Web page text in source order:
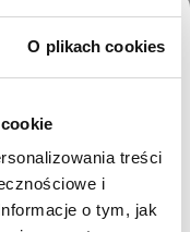
O plikach cookies
treści
i
o tym, jak